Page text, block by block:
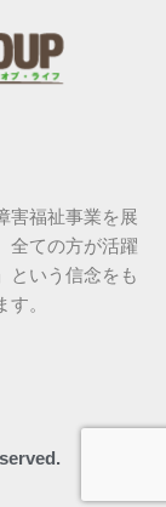
害福祉事業を展
全ての方が活躍
という信念をも
。